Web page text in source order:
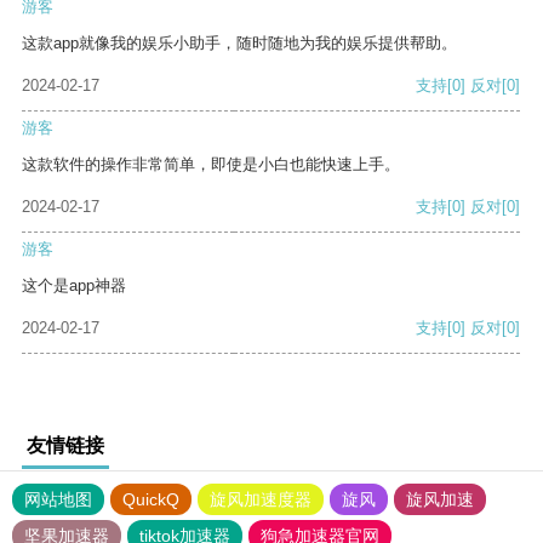
游客
这款app就像我的娱乐小助手，随时随地为我的娱乐提供帮助。
2024-02-17 支持[0] 反对[0]
游客
这款软件的操作非常简单，即使是小白也能快速上手。
2024-02-17 支持[0] 反对[0]
游客
这个是app神器
2024-02-17 支持[0] 反对[0]
友情链接
网站地图 QuickQ 旋风加速度器 旋风
旋风加速
坚果加速器
tiktok加速器 狗急加速器官网